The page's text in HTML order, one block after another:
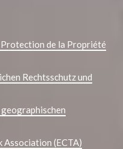
de la Propriété
Rechtsschutz und
Association (ECTA)